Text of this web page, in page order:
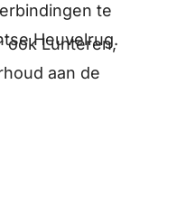
te
Heuvelrug.
ook Lunteren,
aan de